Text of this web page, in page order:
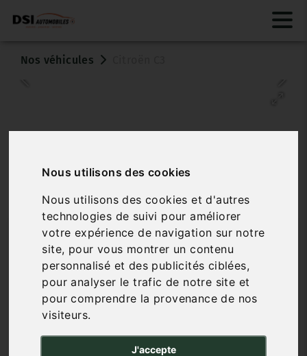
Nous utilisons des cookies
Nous utilisons des cookies et d'autres
technologies de suivi pour améliorer
votre expérience de navigation sur notre
site, pour vous montrer un contenu
personnalisé et des publicités ciblées,
pour analyser le trafic de notre site et
pour comprendre la provenance de nos
visiteurs.
J'accepte
Nos véhicules
Véhicule vendu
CITROËN C3
PURETECH 82 S&S BVM FEEL NAV
Réf. 3376867 Véhicule sur parc
Essence
km